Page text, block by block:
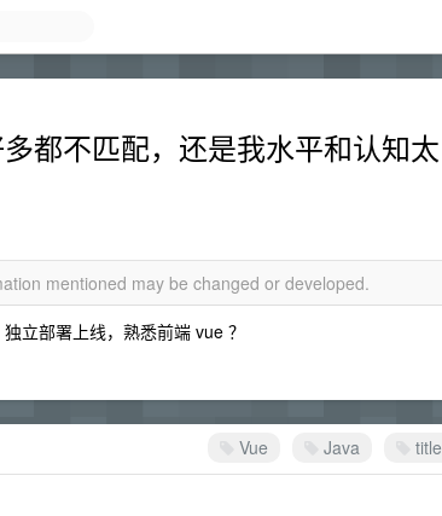
都不匹配，还是我水平和认知太
mentioned may be changed or developed.
立部署上线，熟悉前端 vue ？
Vue Java title